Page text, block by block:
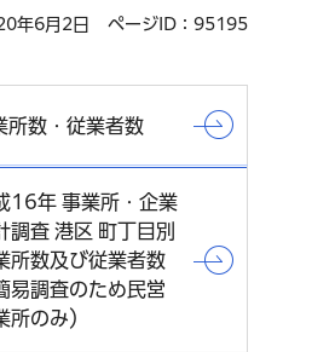
年6月2日 ページID：95195
所数・従業者数
16年 事業所・企業
調査 港区 町丁目別
所数及び従業者数
易調査のため民営
所のみ）